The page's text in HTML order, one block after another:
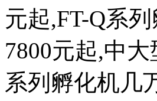
元起,FT-Q系
7800元起,中
系列孵化机几